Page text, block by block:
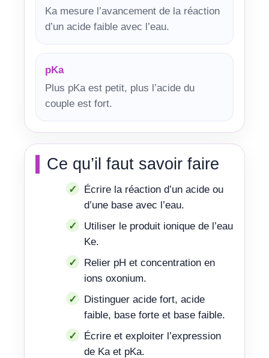
Ka mesure l’avancement de la réaction
d’un acide faible avec l’eau.
pKa
Plus pKa est petit, plus l’acide du
couple est fort.
Ce qu’il faut savoir faire
Écrire la réaction d’un acide ou
d’une base avec l’eau.
Utiliser le produit ionique de l’eau
Ke.
Relier pH et concentration en
ions oxonium.
Distinguer acide fort, acide
faible, base forte et base faible.
Écrire et exploiter l’expression
de Ka et pKa.